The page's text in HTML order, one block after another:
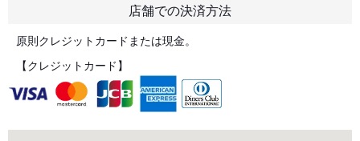
店舗での決済方法
原則クレジットカードまたは現金。
【クレジットカード】